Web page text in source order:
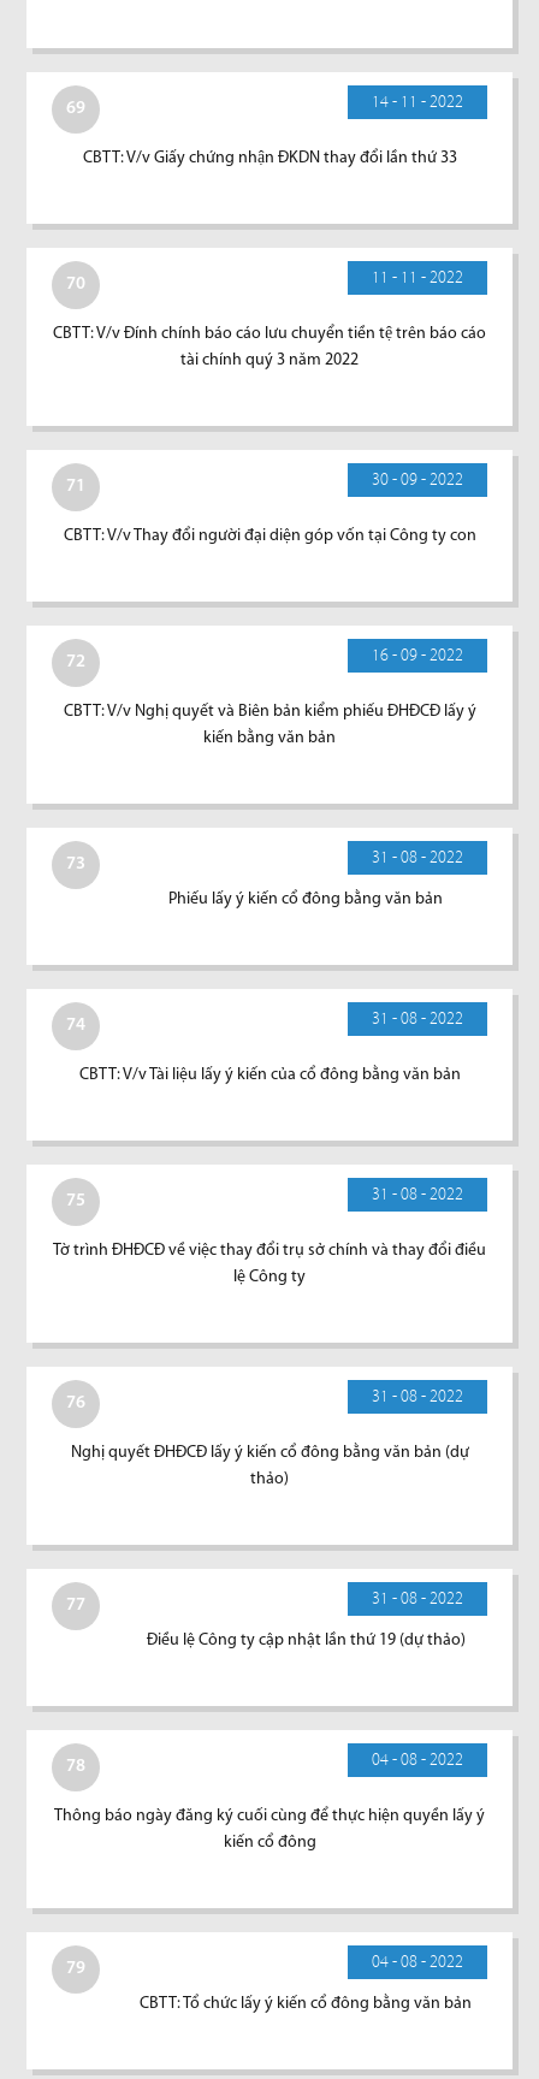
69 14 - 11 - 2022
CBTT: V/v Giấy chứng nhận ĐKDN thay đổi lần thứ 33
70 11 - 11 - 2022
CBTT: V/v Đính chính báo cáo lưu chuyển tiền tệ trên báo cáo
tài chính quý 3 năm 2022
71 30 - 09 - 2022
CBTT: V/v Thay đổi người đại diện góp vốn tại Công ty con
72 16 - 09 - 2022
CBTT: V/v Nghị quyết và Biên bản kiểm phiếu ĐHĐCĐ lấy ý
kiến bằng văn bản
73 31 - 08 - 2022
Phiếu lấy ý kiến cổ đông bằng văn bản
74 31 - 08 - 2022
CBTT: V/v Tài liệu lấy ý kiến của cổ đông bằng văn bản
75 31 - 08 - 2022
Tờ trình ĐHĐCĐ về việc thay đổi trụ sở chính và thay đổi điều
lệ Công ty
76 31 - 08 - 2022
Nghị quyết ĐHĐCĐ lấy ý kiến cổ đông bằng văn bản (dự
thảo)
77 31 - 08 - 2022
Điều lệ Công ty cập nhật lần thứ 19 (dự thảo)
78 04 - 08 - 2022
Thông báo ngày đăng ký cuối cùng để thực hiện quyền lấy ý
kiến cổ đông
79 04 - 08 - 2022
CBTT: Tổ chức lấy ý kiến cổ đông bằng văn bản